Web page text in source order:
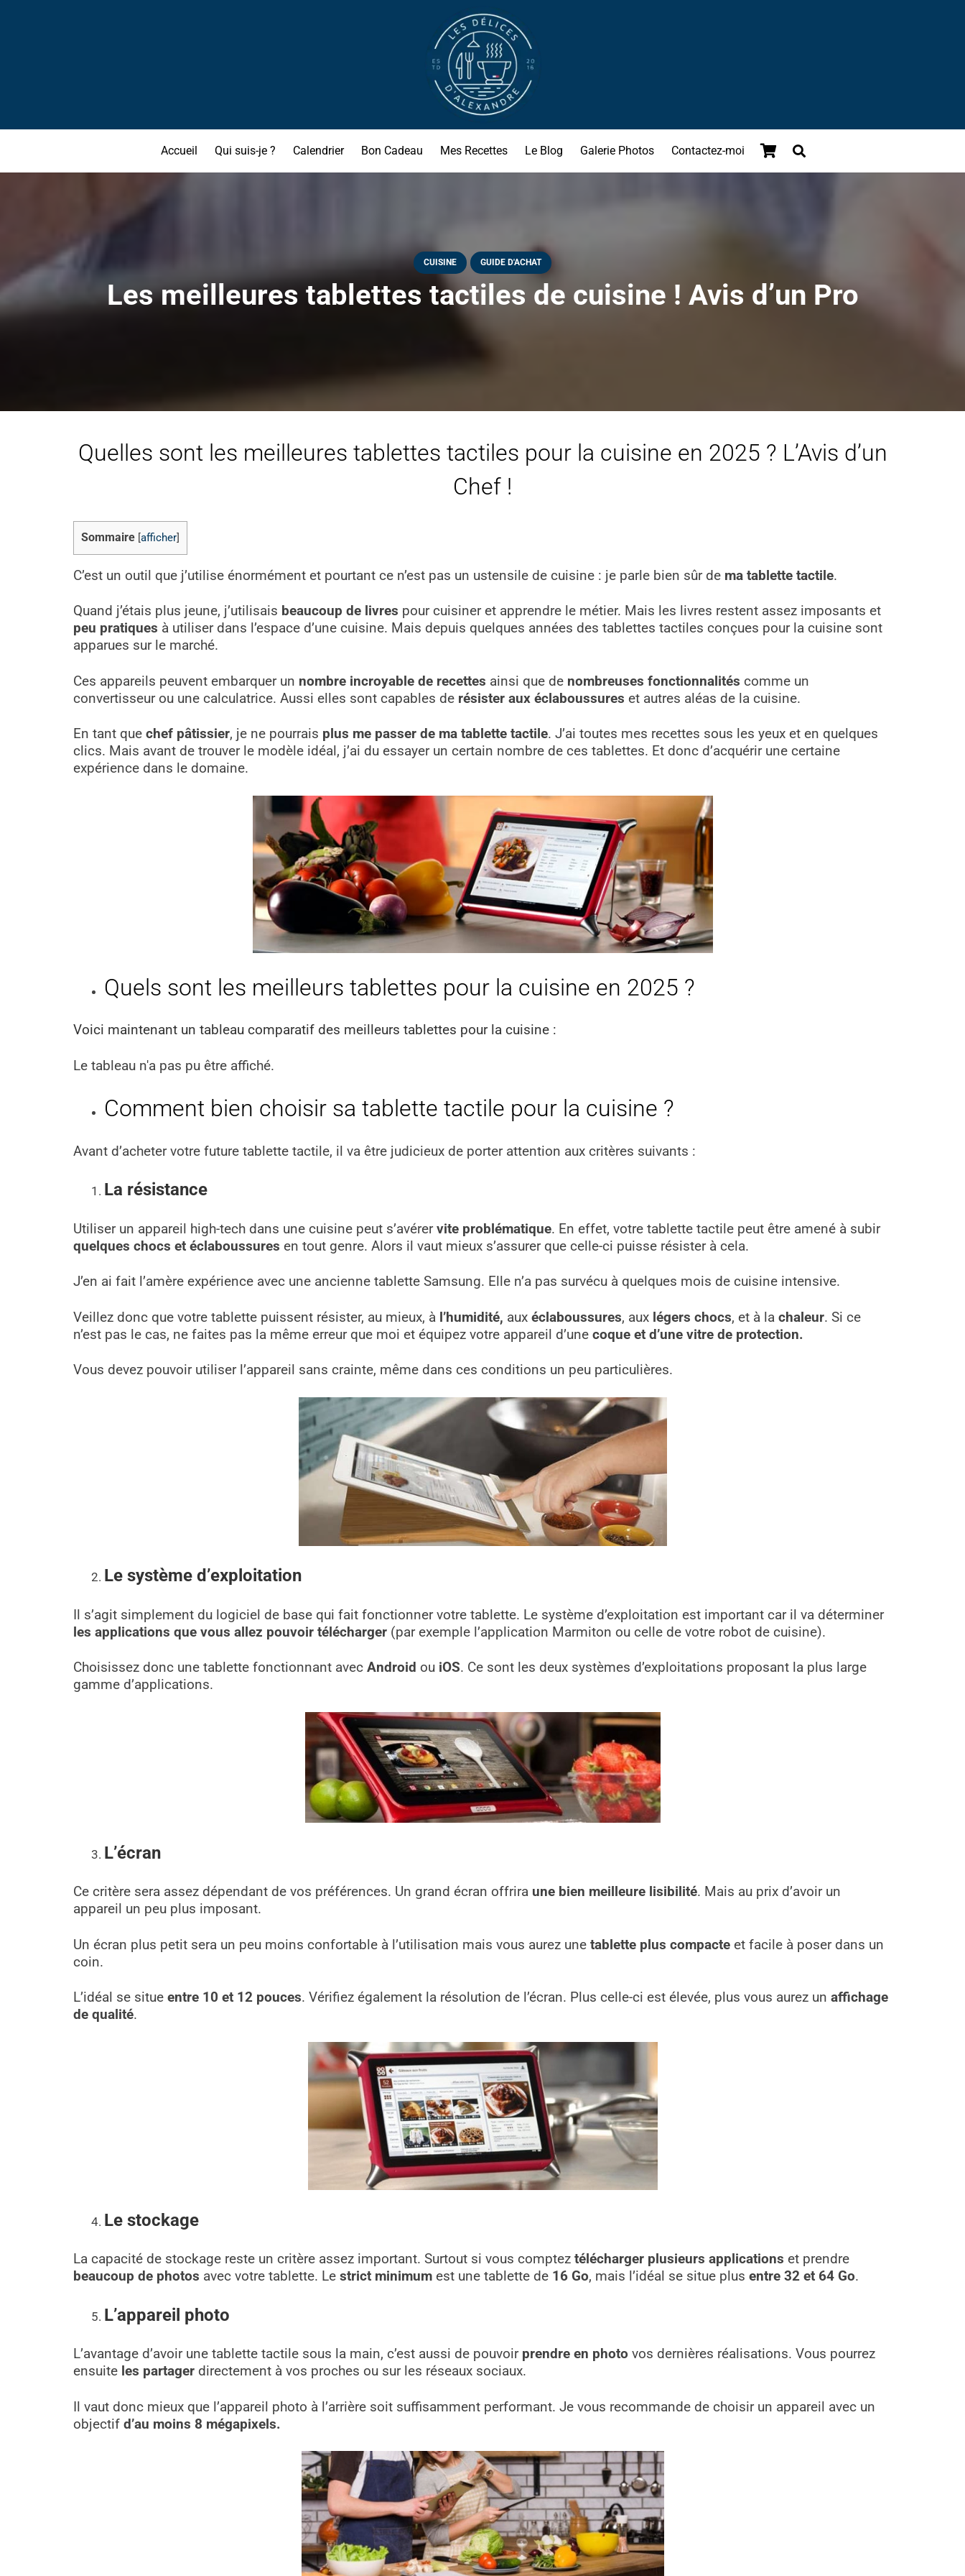
Accueil Qui suis-je ? Calendrier Bon Cadeau Mes Recettes Le Blog Galerie Photos Contactez-moi
CUISINE GUIDE D'ACHAT
Les meilleures tablettes tactiles de cuisine ! Avis d’un Pro
Quelles sont les meilleures tablettes tactiles pour la cuisine en 2025 ? L’Avis d’un
Chef !
Sommaire afficher
C’est un outil que j’utilise énormément et pourtant ce n’est pas un ustensile de cuisine : je parle bien sûr de ma tablette tactile.
Quand j’étais plus jeune, j’utilisais beaucoup de livres pour cuisiner et apprendre le métier. Mais les livres restent assez imposants et
peu pratiques à utiliser dans l’espace d’une cuisine. Mais depuis quelques années des tablettes tactiles conçues pour la cuisine sont
apparues sur le marché.
Ces appareils peuvent embarquer un nombre incroyable de recettes ainsi que de nombreuses fonctionnalités comme un
convertisseur ou une calculatrice. Aussi elles sont capables de résister aux éclaboussures et autres aléas de la cuisine.
En tant que chef pâtissier, je ne pourrais plus me passer de ma tablette tactile. J’ai toutes mes recettes sous les yeux et en quelques
clics. Mais avant de trouver le modèle idéal, j’ai du essayer un certain nombre de ces tablettes. Et donc d’acquérir une certaine
expérience dans le domaine.
Quels sont les meilleurs tablettes pour la cuisine en 2025 ?
Voici maintenant un tableau comparatif des meilleurs tablettes pour la cuisine :
Le tableau n'a pas pu être affiché.
Comment bien choisir sa tablette tactile pour la cuisine ?
Avant d’acheter votre future tablette tactile, il va être judicieux de porter attention aux critères suivants :
La résistance
Utiliser un appareil high-tech dans une cuisine peut s’avérervite problématique. En effet, votre tablette tactile peut être amené à subir
quelques chocs et éclaboussures en tout genre. Alors il vaut mieux s’assurer que celle-ci puisse résister à cela.
J’en ai fait l’amère expérience avec une ancienne tablette Samsung. Elle n’a pas survécu à quelques mois de cuisine intensive.
Veillez donc que votre tablette puissent résister, au mieux, à l’humidité, aux éclaboussures, aux légers chocs, et à la chaleur. Si ce
n’est pas le cas, ne faites pas la même erreur que moi et équipez votre appareil d’une coque et d’une vitre de protection.
Vous devez pouvoir utiliser l’appareil sans crainte, même dans ces conditions un peu particulières.
Le système d’exploitation
Il s’agit simplement du logiciel de base qui fait fonctionner votre tablette. Le système d’exploitation est important car il va déterminer
les applications que vous allez pouvoir télécharger (par exemple l’application Marmiton ou celle de votre robot de cuisine).
Choisissez donc une tablette fonctionnant avec Android ou iOS. Ce sont les deux systèmes d’exploitations proposant la plus large
gamme d’applications.
L’écran
Ce critère sera assez dépendant de vos préférences. Un grand écran offrira une bien meilleure lisibilité. Mais au prix d’avoir un
appareil un peu plus imposant.
Un écran plus petit sera un peu moins confortable à l’utilisation mais vous aurez une tablette plus compacte et facile à poser dans un
coin.
L’idéal se situe entre 10 et 12 pouces. Vérifiez également la résolution de l’écran. Plus celle-ci est élevée, plus vous aurez un affichage
de qualité.
Le stockage
La capacité de stockage reste un critère assez important. Surtout si vous comptez télécharger plusieurs applications et prendre
beaucoup de photos avec votre tablette. Le strict minimum est une tablette de 16 Go, mais l’idéal se situe plus entre 32 et 64 Go.
L’appareil photo
L’avantage d’avoir une tablette tactile sous la main, c’est aussi de pouvoir prendre en photo vos dernières réalisations. Vous pourrez
ensuite les partager directement à vos proches ou sur les réseaux sociaux.
Il vaut donc mieux que l’appareil photo à l’arrière soit suffisamment performant. Je vous recommande de choisir un appareil avec un
objectif d’au moins 8 mégapixels.